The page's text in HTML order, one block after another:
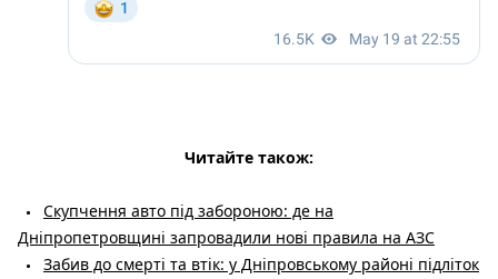
Читайте також:
Скупчення авто під забороною: де на
Дніпропетровщині запровадили нові правила на АЗС
Забив до смерті та втік: у Дніпровському районі підліток